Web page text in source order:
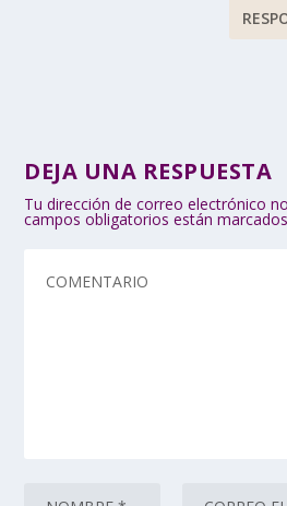
DEJA UNA RESPUESTA
Tu dirección de correo electrónico
campos obligatorios están